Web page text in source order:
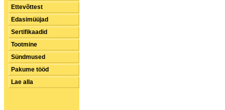
Ettevõttest
Edasimüüjad
Sertifikaadid
Tootmine
Sündmused
Pakume tööd
Lae alla